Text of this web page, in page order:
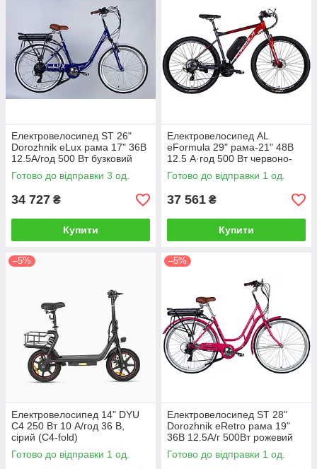
Електровелосипед ST 26"
Dorozhnik eLux рама 17" 36B
12.5А/год 500 Вт бузковий
(ELB-D-26-227)
Готово до відправки 3 од.
34 727 ₴
Купити
Електровелосипед AL
eFormula 29" рама-21" 48B
12.5 А·год 500 Вт червоно-
сріблястий (ELB-FR-29-222)
Готово до відправки 1 од.
37 561 ₴
Купити
–5%
Електровелосипед 14" DYU
C4 250 Вт 10 А/год 36 В,
сірий (C4-fold)
Готово до відправки 1 од.
–5%
Електровелосипед ST 28"
Dorozhnik eRetro рама 19"
36B 12.5А/г 500Вт рожевий
(ELB-D-28-070)
Готово до відправки 1 од.